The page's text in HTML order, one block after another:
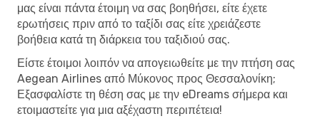
μας είναι πάντα έτοιμη να σας βοηθήσει, είτε έχετε
ερωτήσεις πριν από το ταξίδι σας είτε χρειάζεστε
βοήθεια κατά τη διάρκεια του ταξιδιού σας.
Είστε έτοιμοι λοιπόν να απογειωθείτε με την πτήση σας
Aegean Airlines από Μύκονος προς Θεσσαλονίκη;
Εξασφαλίστε τη θέση σας με την eDreams σήμερα και
ετοιμαστείτε για μια αξέχαστη περιπέτεια!